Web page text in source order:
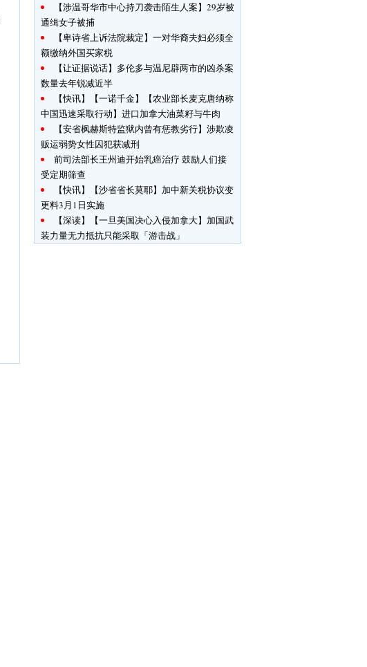
【涉温哥华市中心持刀袭击陌生人案】29岁被
通缉女子被捕
【卑诗省上诉法院裁定】一对华裔夫妇必须全
额缴纳外国买家税
【让证据说话】多伦多与温尼辟两市的凶杀案
数量去年锐减近半
【快讯】【一诺千金】【农业部长麦克唐纳称
中国迅速采取行动】进口加拿大油菜籽与牛肉
【安省枫赫斯特监狱内曾有惩教劣行】涉欺凌
贩运弱势女性囚犯获减刑
前司法部长王州迪开始乳癌治疗 鼓励人们接
受定期筛查
【快讯】【沙省省长莫耶】加中新关税协议变
更料3月1日实施
【深读】【一旦美国决心入侵加拿大】加国武
装力量无力抵抗只能采取「游击战」